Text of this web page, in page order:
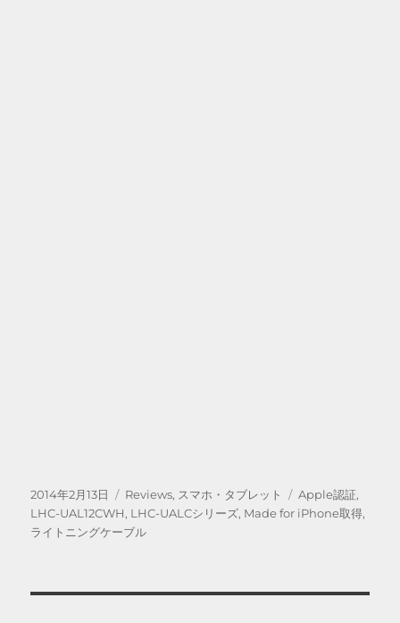
投
稿
日:
2014年2月13日
カ
テ
ゴ
Reviews, スマホ・タブレット
タ
グ
Apple認証,
LHC-UAL12CWH, LHC-UALCシリーズ, Made for iPhone取得,
ライトニングケーブル